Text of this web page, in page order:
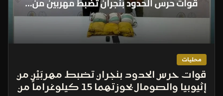
محليات
قوات حرس الحدود بنجران تضبط مهربَيْن من
إثيوبيا والصومال بحوزتهما 15 كيلوغراماً من